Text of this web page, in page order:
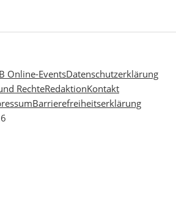
Online-EventsDatenschutzerklärung
RechteRedaktionKontakt
Barrierefreiheitserklärung